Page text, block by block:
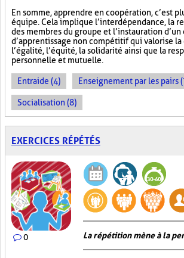
En somme, apprendre en coopération, c’est
équipe. Cela implique l’interdépendance, la
des membres du groupe et l’instauration d’un
d’apprentissage non compétitif qui valorise
l’égalité, l’équité, la solidarité ainsi que la
personnelle et mutuelle.
Entraide (4) Enseignement par les pairs
Socialisation (8)
EXERCICES RÉPÉTÉS
0 La répétition mène à la